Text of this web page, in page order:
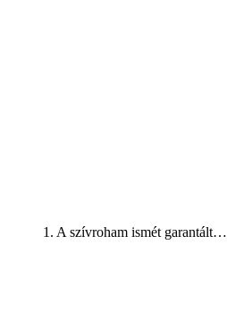
1. A szívroham ismét garantált…